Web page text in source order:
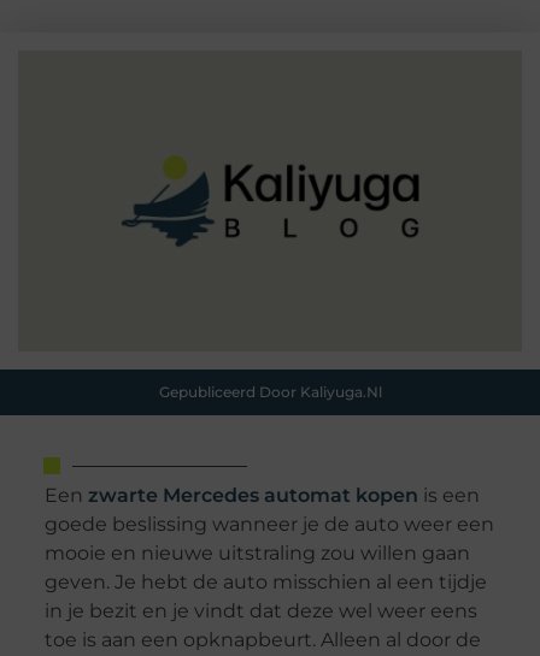
Gepubliceerd Door Kaliyuga.nl
Een zwarte Mercedes automat kopen is een
goede beslissing wanneer je de auto weer een
mooie en nieuwe uitstraling zou willen gaan
geven. Je hebt de auto misschien al een tijdje
in je bezit en je vindt dat deze wel weer eens
toe is aan een opknapbeurt. Alleen al door de